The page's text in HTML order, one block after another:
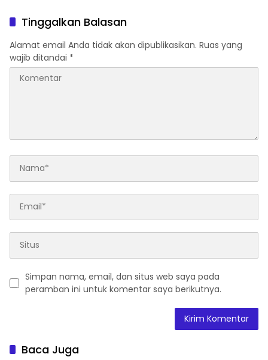
Tinggalkan Balasan
Alamat email Anda tidak akan dipublikasikan. Ruas yang
wajib ditandai *
Simpan nama, email, dan situs web saya pada
peramban ini untuk komentar saya berikutnya.
Baca Juga